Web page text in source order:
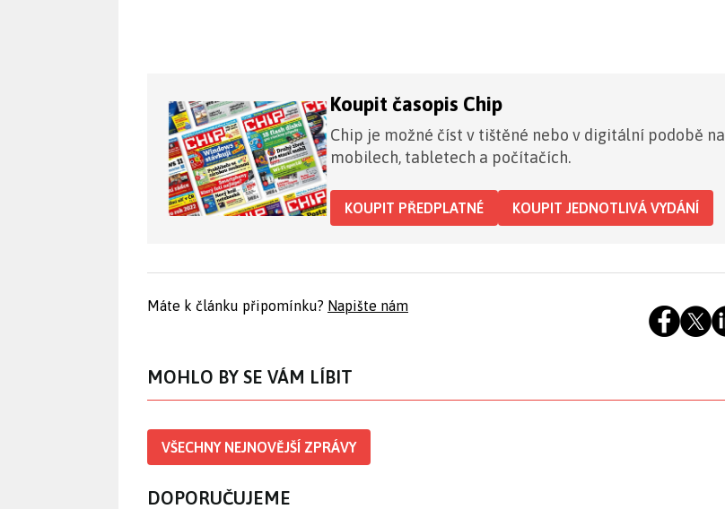
Koupit časopis Chip
Chip je možné číst v tištěné nebo v digitální podobě na
mobilech, tabletech a počítačích.
KOUPIT PŘEDPLATNÉ KOUPIT JEDNOTLIVÁ VYDÁNÍ
Máte k článku připomínku? Napište nám
MOHLO BY SE VÁM LÍBIT
VŠECHNY NEJNOVĚJŠÍ ZPRÁVY
DOPORUČUJEME